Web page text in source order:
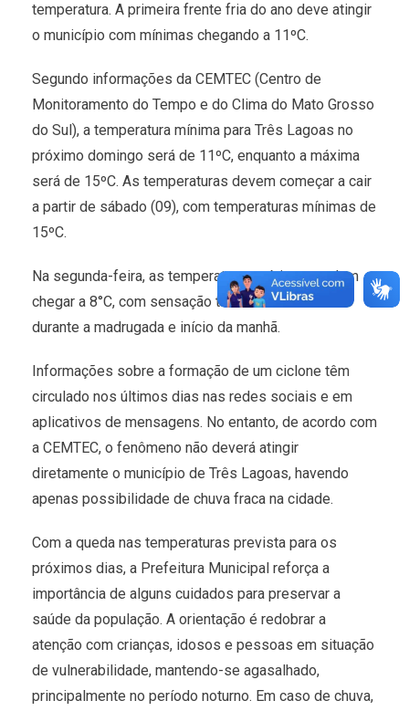
temperatura. A primeira frente fria do ano deve atingir
o município com mínimas chegando a 11ºC.
Segundo informações da CEMTEC (Centro de
Monitoramento do Tempo e do Clima do Mato Grosso
do Sul), a temperatura mínima para Três Lagoas no
próximo domingo será de 11ºC, enquanto a máxima
será de 15ºC. As temperaturas devem começar a cair
a partir de sábado (09), com temperaturas mínimas de
15ºC.
Na segunda-feira, as temperaturas mínimas podem
chegar a 8°C, com sensação térmica mais baixa
durante a madrugada e início da manhã.
Informações sobre a formação de um ciclone têm
circulado nos últimos dias nas redes sociais e em
aplicativos de mensagens. No entanto, de acordo com
a CEMTEC, o fenômeno não deverá atingir
diretamente o município de Três Lagoas, havendo
apenas possibilidade de chuva fraca na cidade.
Com a queda nas temperaturas prevista para os
próximos dias, a Prefeitura Municipal reforça a
importância de alguns cuidados para preservar a
saúde da população. A orientação é redobrar a
atenção com crianças, idosos e pessoas em situação
de vulnerabilidade, mantendo-se agasalhado,
principalmente no período noturno. Em caso de chuva,